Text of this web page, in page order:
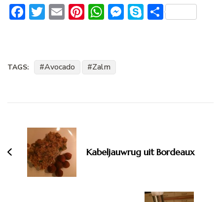
Facebook
Twitter
EmailPinterest
WhatsApp
Messenger
Skype
Delen
TAGS: Avocado Zalm
navigatie
Kabeljauwrug uit Bordeaux